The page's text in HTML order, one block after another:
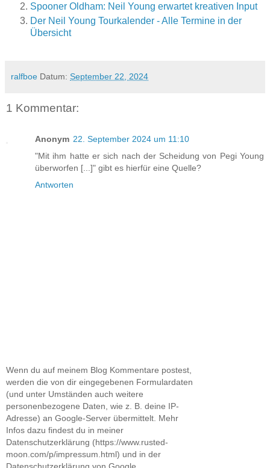
Spooner Oldham: Neil Young erwartet kreativen Input
Der Neil Young Tourkalender - Alle Termine in der
Übersicht
ralfboe Datum: September 22, 2024
1 Kommentar:
Anonym 22. September 2024 um 11:10
"Mit ihm hatte er sich nach der Scheidung von Pegi Young
überworfen [...]" gibt es hierfür eine Quelle?
Antworten
Wenn du auf meinem Blog Kommentare postest,
werden die von dir eingegebenen Formulardaten
(und unter Umständen auch weitere
personenbezogene Daten, wie z. B. deine IP-
Adresse) an Google-Server übermittelt. Mehr
Infos dazu findest du in meiner
Datenschutzerklärung (https://www.rusted-
moon.com/p/impressum.html) und in der
Datenschutzerklärung von Google.